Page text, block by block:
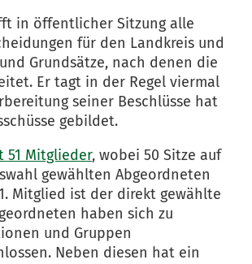
in öffentlicher Sitzung alle
für den Landkreis und
Grundsätze, nach denen die
Er tagt in der Regel viermal
seiner Beschlüsse hat
gebildet.
51 Mitglieder, wobei 50 Sitze auf
gewählten Abgeordneten
Mitglied ist der direkt gewählte
haben sich zu
und Gruppen
Neben diesen hat ein